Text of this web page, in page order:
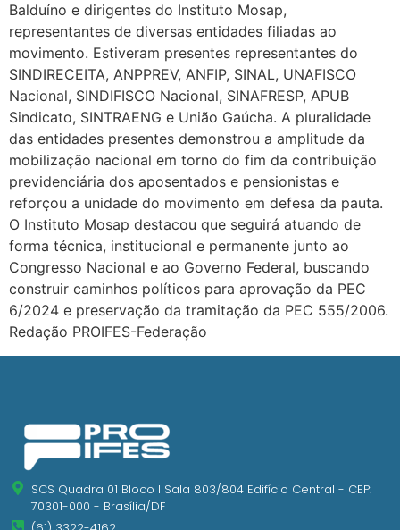
Balduíno e dirigentes do Instituto Mosap,
representantes de diversas entidades filiadas ao
movimento. Estiveram presentes representantes do
SINDIRECEITA, ANPPREV, ANFIP, SINAL, UNAFISCO
Nacional, SINDIFISCO Nacional, SINAFRESP, APUB
Sindicato, SINTRAENG e União Gaúcha. A pluralidade
das entidades presentes demonstrou a amplitude da
mobilização nacional em torno do fim da contribuição
previdenciária dos aposentados e pensionistas e
reforçou a unidade do movimento em defesa da pauta.
O Instituto Mosap destacou que seguirá atuando de
forma técnica, institucional e permanente junto ao
Congresso Nacional e ao Governo Federal, buscando
construir caminhos políticos para aprovação da PEC
6/2024 e preservação da tramitação da PEC 555/2006.
Redação PROIFES-Federação
SCS Quadra 01 Bloco I Sala 803/804 Edifício Central - CEP:
70301-000 - Brasília/DF